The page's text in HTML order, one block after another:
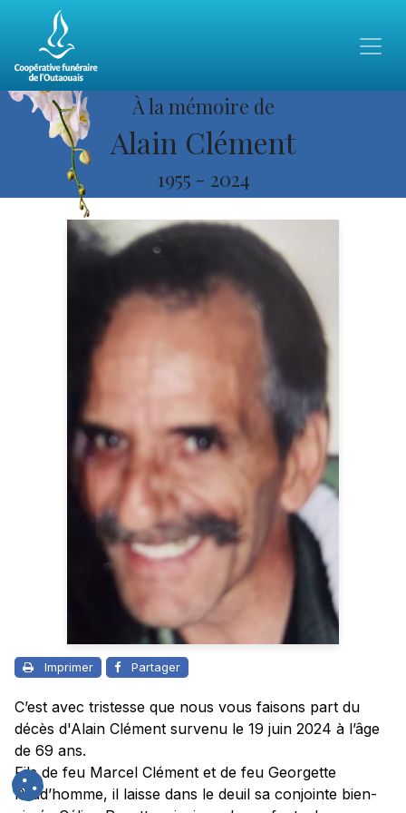
À la mémoire de
Alain Clément
1955 - 2024
Imprimer Partager
C’est avec tristesse que nous vous faisons part du
décès d'Alain Clément survenu le 19 juin 2024 à l’âge
de 69 ans.
Fils de feu Marcel Clément et de feu Georgette
Prud’homme, il laisse dans le deuil sa conjointe bien-